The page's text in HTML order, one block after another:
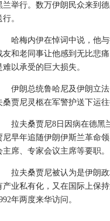
兰举行。数万伊朗民众来到
行。
哈梅内伊在悼词中说，他
友和老同事让他感到无比悲
难以承受的巨大损失。
伊朗总统鲁哈尼及伊朗立
桑贾尼灵柩在军警护送下运
拉夫桑贾尼8日因病在德黑
尼早年追随伊朗伊斯兰革命
主席、专家会议主席等要职。
拉夫桑贾尼被认为是伊朗
产业私有化，又在国际上保
年两度来华访问。